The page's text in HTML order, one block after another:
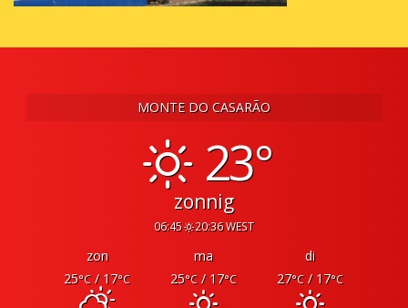
MONTE DO CASARÃO
23°
zonnig
06:45 20:36 WEST
zon ma
di
25°C/ 17°C 25°C/ 17°C 27°C/ 17°C